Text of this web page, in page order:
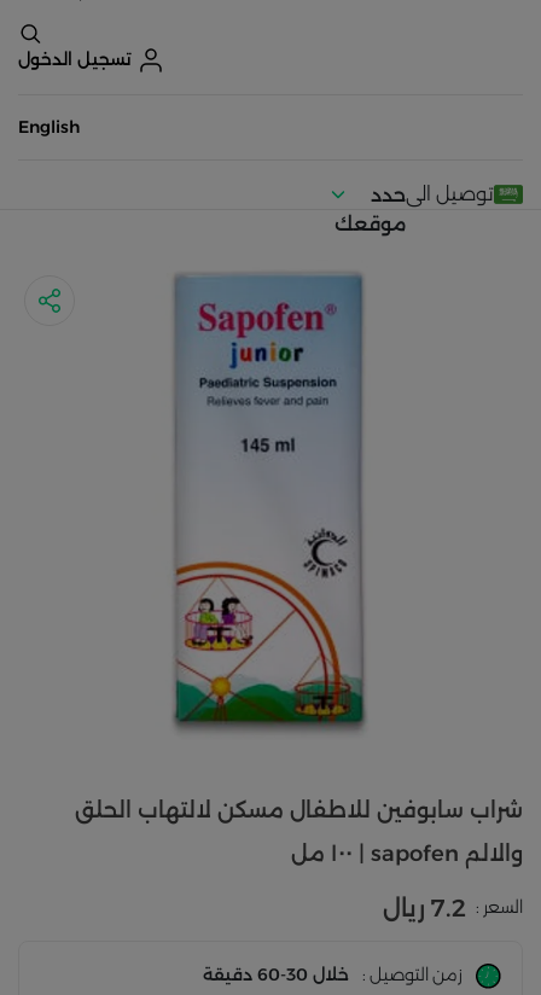
تسجيل الدخول
English
توصيل الىحدد
موقعك
شراب سابوفين للاطفال مسكن لالتهاب الحلق
والالم sapofen | ١٠٠ مل
السعر : 7.2 ريال
زمن التوصيل : خلال 30-60 دقيقة